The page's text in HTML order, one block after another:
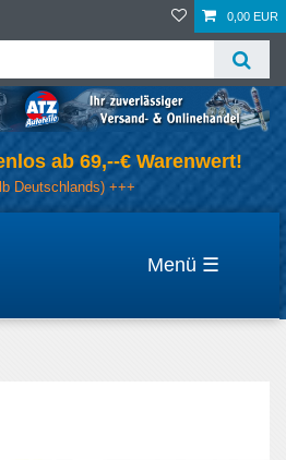
0,00 EUR
ab 69,--€ Warenwert!
Deutschlands) +++
☰